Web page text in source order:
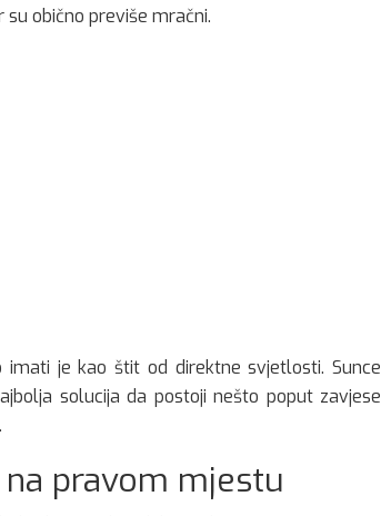
obično previše mračni.
je kao štit od direktne svjetlosti. Sunce
solucija da postoji nešto poput zavjese
pravom mjestu